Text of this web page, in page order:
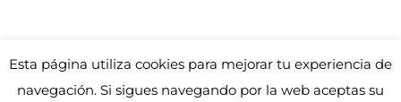
© Contenidos bajo licencia Creative Commons (CC)
1995-2021 Medios y Redes online. Otros contenidos se
Esta página utiliza cookies para mejorar tu experiencia de
navegación. Si sigues navegando por la web aceptas su